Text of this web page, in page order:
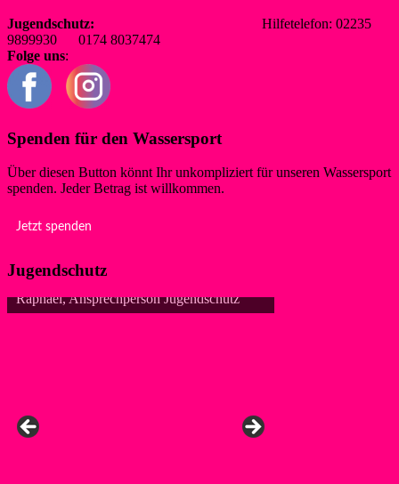
Jugendschutz:
Hilfetelefon: 02235
9899930 0174 8037474
Folge uns:
Spenden für den Wassersport
Über diesen Button könnt Ihr unkompliziert für unseren Wassersport
spenden. Jeder Betrag ist willkommen.
Jetzt spenden
Jugendschutz
Raphael, Ansprechperson Jugendschutz